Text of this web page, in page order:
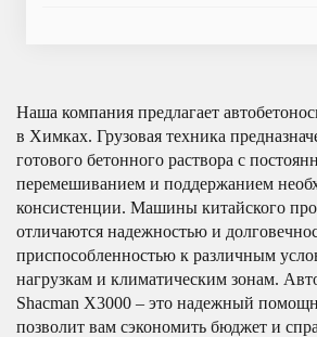
Наша компания предлагает
в Химках. Грузовая техника
готового бетонного раствора с
перемешиванием и поддержанием
консистенции. Машины китайского
отличаются надежностью и
приспособленностью к различным
нагрузкам и климатическим зонам.
Shacman Х3000 – это надежный
позволит вам сэкономить бюджет и